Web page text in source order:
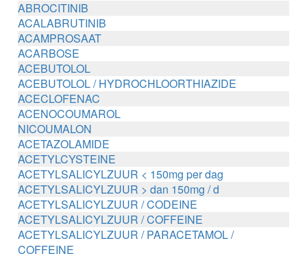
ABROCITINIB
ACALABRUTINIB
ACAMPROSAAT
ACARBOSE
ACEBUTOLOL
ACEBUTOLOL / HYDROCHLOORTHIAZIDE
ACECLOFENAC
ACENOCOUMAROL
NICOUMALON
ACETAZOLAMIDE
ACETYLCYSTEINE
ACETYLSALICYLZUUR < 150mg per dag
ACETYLSALICYLZUUR > dan 150mg / d
ACETYLSALICYLZUUR / CODEINE
ACETYLSALICYLZUUR / COFFEINE
ACETYLSALICYLZUUR / PARACETAMOL /
COFFEINE